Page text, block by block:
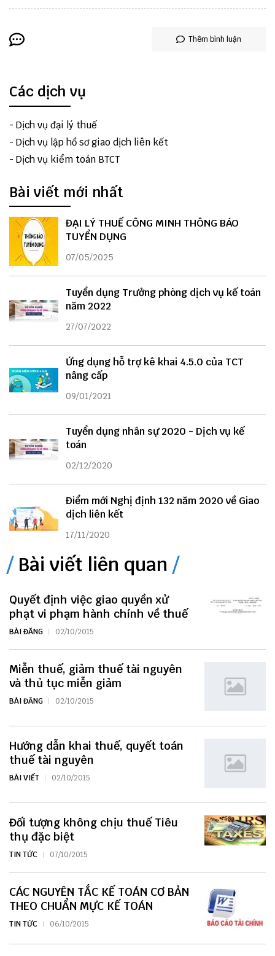
Thêm bình luận
Các dịch vụ
- Dịch vụ đại lý thuế
- Dịch vụ lập hồ sơ giao dịch liên kết
- Dịch vụ kiểm toán BTCT
Bài viết mới nhất
ĐẠI LÝ THUẾ CÔNG MINH THÔNG BÁO
TUYỂN DỤNG
07/05/2025
Tuyển dụng Trưởng phòng dịch vụ kế toán
năm 2022
27/07/2022
Ứng dụng hỗ trợ kê khai 4.5.0 của TCT
nâng cấp
09/01/2021
Tuyển dụng nhân sự 2020 - Dịch vụ kế
toán
02/12/2020
Điểm mới Nghị định 132 năm 2020 về Giao
dịch liên kết
17/11/2020
Bài viết liên quan
Quyết định việc giao quyền xử
phạt vi phạm hành chính về thuế
BÀI ĐĂNG 02/10/2015
Miễn thuế, giảm thuế tài nguyên
và thủ tục miễn giảm
BÀI ĐĂNG 02/10/2015
Hướng dẫn khai thuế, quyết toán
thuế tài nguyên
BÀI VIẾT 02/10/2015
Đối tượng không chịu thuế Tiêu
thụ đặc biệt
TIN TỨC 07/10/2015
CÁC NGUYÊN TẮC KẾ TOÁN CƠ BẢN
THEO CHUẨN MỰC KẾ TOÁN
TIN TỨC 06/10/2015